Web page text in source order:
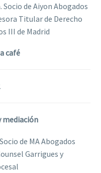
de Aiyon Abogados
Titular de Derecho
III de Madrid
café
mediación
de MA Abogados
Garrigues y